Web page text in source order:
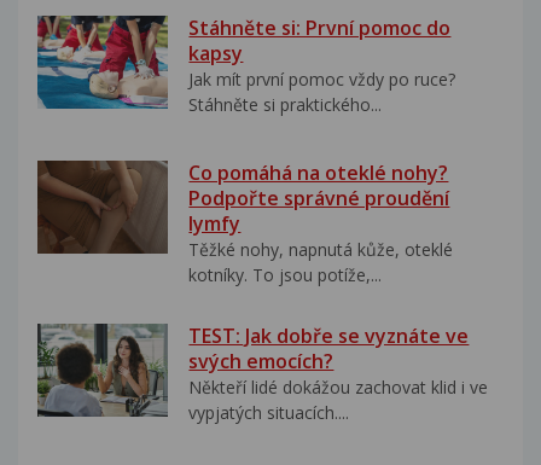
Stáhněte si: První pomoc do
kapsy
Jak mít první pomoc vždy po ruce?
Stáhněte si praktického...
Co pomáhá na oteklé nohy?
Podpořte správné proudění
lymfy
Těžké nohy, napnutá kůže, oteklé
kotníky. To jsou potíže,...
TEST: Jak dobře se vyznáte ve
svých emocích?
Někteří lidé dokážou zachovat klid i ve
vypjatých situacích....